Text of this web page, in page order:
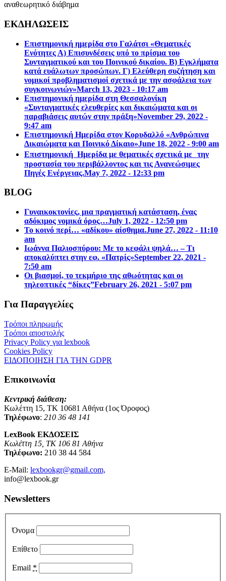
αναθεωρητικό διάβηµα
ΕΚΔΗΛΩΣΕΙΣ
Επιστημονική ημερίδα στο Γαλάτσι «Θεματικές
Ενότητες Α) Επισυνδέσεις υπό το πρίσμα του
Συνταγματικού και του Ποινικού δικαίου. Β) Εγκλήματα
κατά ευάλωτων προσώπων. Γ) Ελεύθερη συζήτηση και
νομικοί προβληματισμοί σχετικά με την ασφάλεια των
συγκοινωνιών»March 13, 2023 - 10:17 am
Επιστηµονική ηµερίδα στη Θεσσαλονίκη
«Συνταγµατικές ελευθερίες και δικαιώµατα και οι
παραβιάσεις αυτών στην πράξη»November 29, 2022 -
9:47 am
Επιστημονική Ημερίδα στον Κορυδαλλό «Ανθρώπινα
Δικαιώματα και Ποινικό Δίκαιο»June 18, 2022 - 9:00 am
Επιστημονική Ημερίδα με θεματικές σχετικά με την
προστασία του περιβάλλοντος και τις Ανανεώσιμες
Πηγές Ενέργειας.May 7, 2022 - 12:33 pm
BLOG
Γυναικοκτονίες, μια πραγματική κατάσταση, ένας
αδόκιμος νομικά όρος…July 1, 2022 - 12:50 pm
Το κοινό περί… «αδίκου» αίσθημα.June 27, 2022 - 11:10
am
Ιωάννα Παλιοσπύρου: Με το κεφάλι ψηλά… – Τι
αποκαλύπτει στην εφ. «Πατρίς»September 22, 2021 -
7:50 am
Οι βιασμοί, το τεκμήριο της αθωότητας και οι
τηλεοπτικές “δίκες”February 26, 2021 - 5:07 pm
Για Παραγγελίες
Τρόποι πληρωμής
Τρόποι αποστολής
Privacy Policy για lexbook
Cookies Policy
ΕΙΔΟΠΟΙΗΣΗ ΓΙΑ ΤΗΝ GDPR
Επικοινωνία
Κεντρική διάθεση:
Κωλέττη 15, ΤΚ 10681 Αθήνα (1ος Όροφος)
Τηλέφωνο: 210 36 48 141
LexBook ΕΚΔΟΣΕΙΣ
Κωλέττη 15, ΤΚ 106 81 Αθήνα
Τηλέφωνο: 210 38 44 584
E-Mail: lexbookgr@gmail.com,
info@lexbook.gr
Newsletters
Όνομα
Επίθετο
Email *